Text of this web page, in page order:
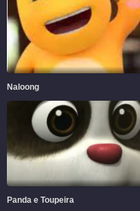
Naloong
Panda e Toupeira